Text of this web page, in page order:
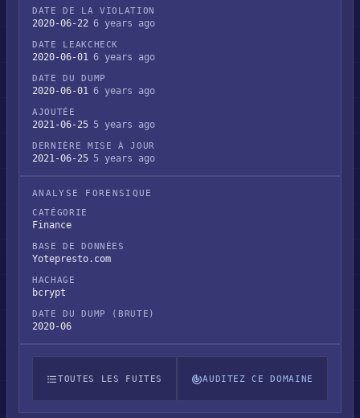
DATE DE LA VIOLATION
2020-06-22 6 years ago
DATE LEAKCHECK
2020-06-01 6 years ago
DATE DU DUMP
2020-06-01 6 years ago
AJOUTÉE
2021-06-25 5 years ago
DERNIÈRE MISE À JOUR
2021-06-25 5 years ago
ANALYSE FORENSIQUE
CATÉGORIE
Finance
BASE DE DONNÉES
Yotepresto.com
HACHAGE
bcrypt
DATE DU DUMP (BRUTE)
2020-06
TOUTES LES FUITES AUDITEZ CE DOMAINE